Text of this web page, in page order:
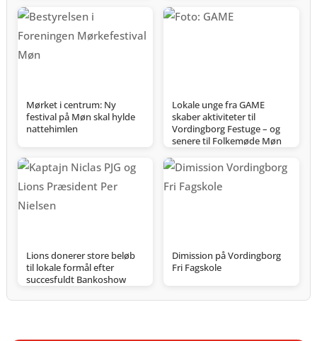
Mørket i centrum: Ny
festival på Møn skal hylde
nattehimlen
Lokale unge fra GAME
skaber aktiviteter til
Vordingborg Festuge – og
senere til Folkemøde Møn
Lions donerer store beløb
til lokale formål efter
succesfuldt Bankoshow
Dimission på Vordingborg
Fri Fagskole